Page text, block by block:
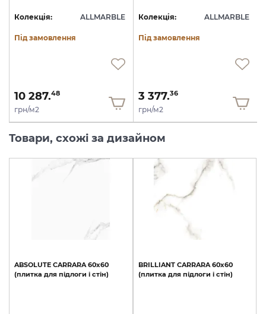
Колекція: ALLMARBLE
Під замовлення
10 287.48
грн/м2
Колекція: ALLMARBLE
Під замовлення
3 377.36
грн/м2
Товари, схожі за дизайном
ABSOLUTE CARRARA 60х60
(плитка для підлоги і стін)
BRILLIANT CARRARA 60х60
(плитка для підлоги і стін)